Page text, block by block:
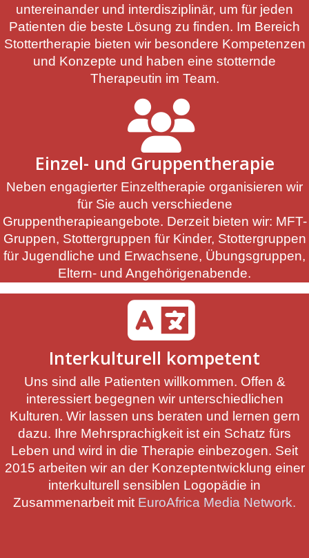
untereinander und interdisziplinär, um für jeden
Patienten die beste Lösung zu finden. Im Bereich
Stottertherapie bieten wir besondere Kompetenzen
und Konzepte und haben eine stotternde
Therapeutin im Team.
Einzel- und Gruppentherapie
Neben engagierter Einzeltherapie organisieren wir
für Sie auch verschiedene
Gruppentherapieangebote. Derzeit bieten wir: MFT-
Gruppen, Stottergruppen für Kinder, Stottergruppen
für Jugendliche und Erwachsene, Übungsgruppen,
Eltern- und Angehörigenabende.
Interkulturell kompetent
Uns sind alle Patienten willkommen. Offen &
interessiert begegnen wir unterschiedlichen
Kulturen. Wir lassen uns beraten und lernen gern
dazu. Ihre Mehrsprachigkeit ist ein Schatz fürs
Leben und wird in die Therapie einbezogen. Seit
2015 arbeiten wir an der Konzeptentwicklung einer
interkulturell sensiblen Logopädie in
Zusammenarbeit mit EuroAfrica Media Network.